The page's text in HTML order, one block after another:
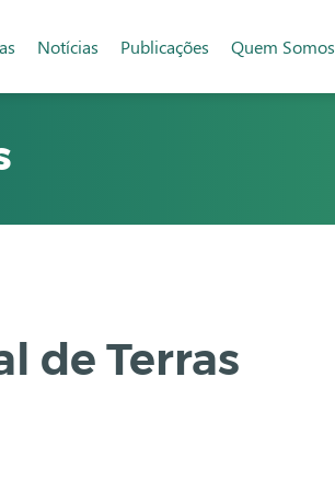
Notícias Publicações Quem Somos
de Terras